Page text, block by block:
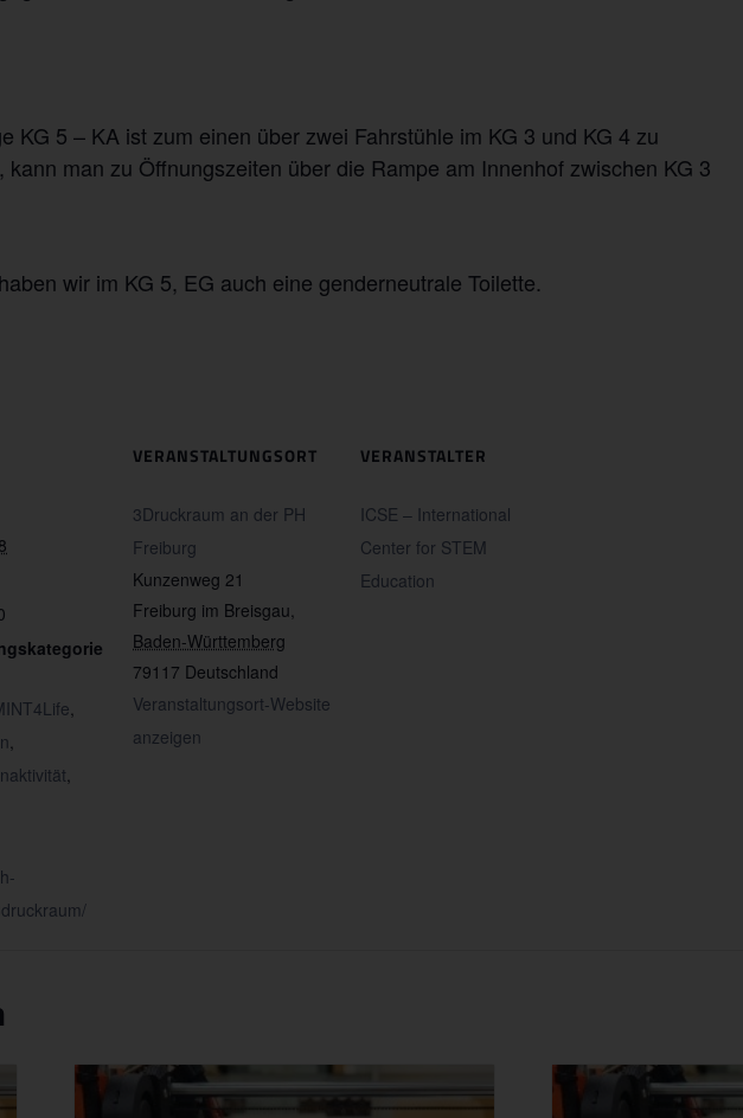
KG 5 – KA ist zum einen über zwei Fahrstühle im KG 3 und KG 4 zu
man zu Öffnungszeiten über die Rampe am Innenhof zwischen KG 3
wir im KG 5, EG auch eine genderneutrale Toilette.
,
,
,
VERANSTALTUNGSORT
3Druckraum an der PH
Freiburg
Kunzenweg 21
Freiburg im Breisgau,
Baden-Württemberg
79117 Deutschland
Veranstaltungsort-Website
anzeigen
VERANSTALTER
ICSE – International
Center for STEM
Education